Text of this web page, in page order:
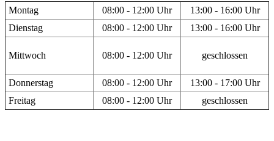
Montag 08:00 - 12:00 Uhr
13:00 - 16:00 Uhr
Dienstag
08:00 - 12:00 Uhr 13:00 - 16:00 Uhr
Mittwoch 08:00 - 12:00 Uhr geschlossen
Donnerstag 08:00 - 12:00 Uhr
13:00 - 17:00 Uhr
Freitag
08:00 - 12:00 Uhr geschlossen